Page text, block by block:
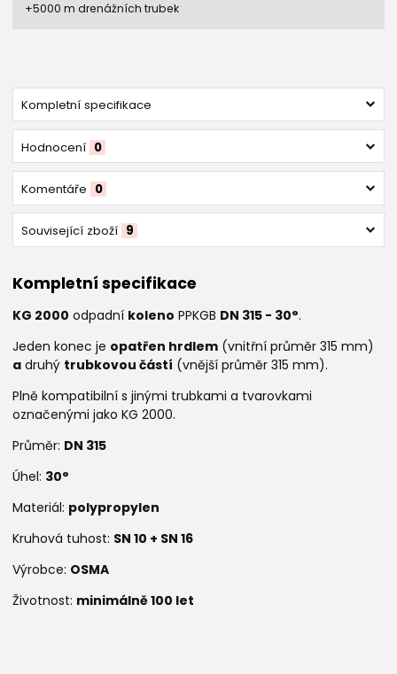
+5000 m drenážních trubek
Kompletní specifikace
Hodnocení 0
Komentáře 0
Související zboží 9
Kompletní specifikace
KG 2000 odpadní koleno PPKGB DN 315 - 30°.
Jeden konec je opatřen hrdlem (vnitřní průměr 315 mm)
a druhý trubkovou částí (vnější průměr 315 mm).
Plně kompatibilní s jinými trubkami a tvarovkami
označenými jako KG 2000.
Průměr: DN 315
Úhel: 30°
Materiál: polypropylen
Kruhová tuhost: SN 10 + SN 16
Výrobce: OSMA
Životnost: minimálně 100 let